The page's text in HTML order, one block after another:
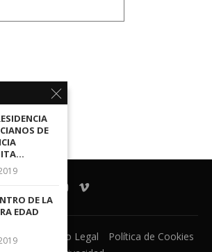
CECOVA Aviso Legal
Política de Cookies
DE
DE LA
EDAD